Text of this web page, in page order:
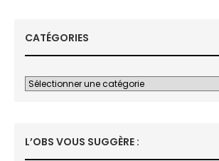
CATÉGORIES
L’OBS VOUS SUGGÈRE :